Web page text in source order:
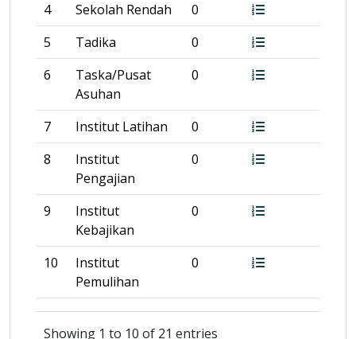
4 Sekolah Rendah
0
5
Tadika
0
6
Taska/Pusat
Asuhan
0
7 Institut Latihan
0
8
Institut
Pengajian
0
9
Institut
Kebajikan
0
10
Institut
Pemulihan
0
Showing 1 to 10 of 21 entries